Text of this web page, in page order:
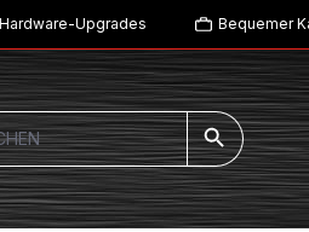
Upgrades Bequemer